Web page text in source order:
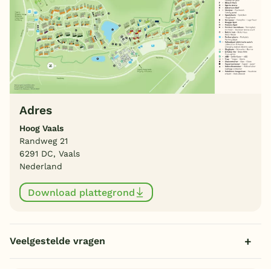
Adres
Hoog Vaals
Randweg 21
6291 DC, Vaals
Nederland
Download plattegrond
Veelgestelde vragen